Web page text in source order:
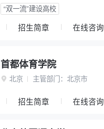
“双一流”建设高校
招生简章 在线咨询
首都体育学院
 北京 主管部门： 北京市
招生简章 在线咨询